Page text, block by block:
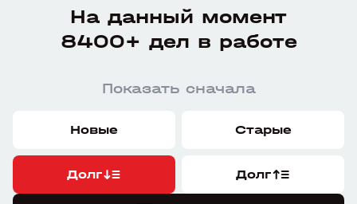
На данный момент
8400+ дел в работе
Показать сначала
Новые Старые
Долг Долг